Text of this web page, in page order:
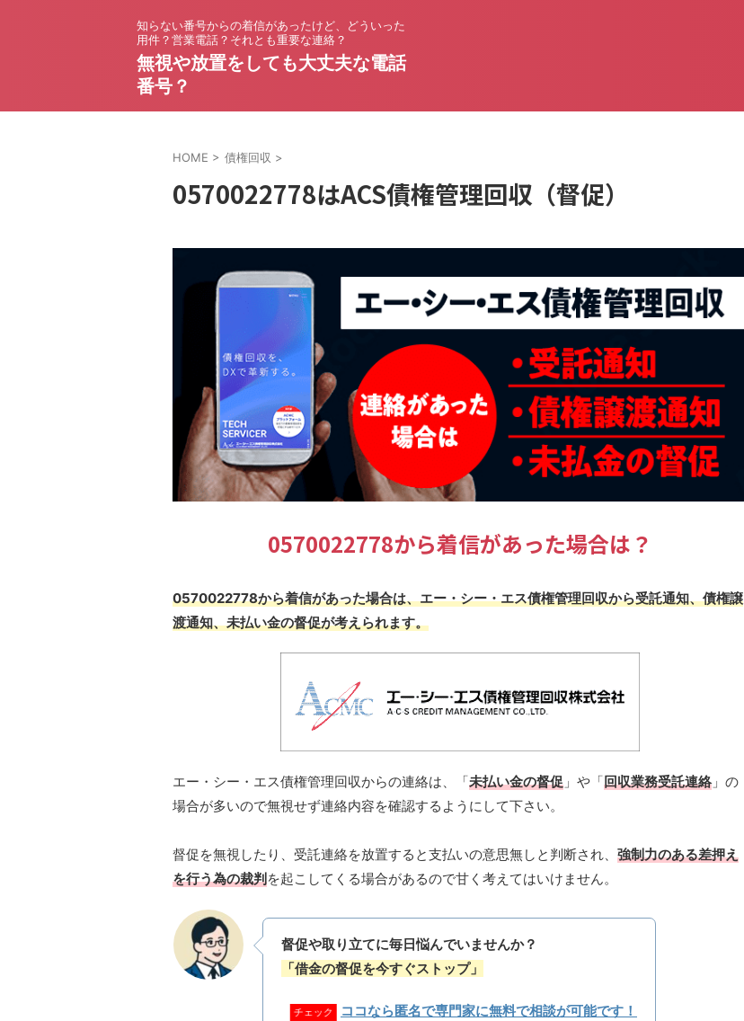
知らない番号からの着信があったけど、どういった
用件？営業電話？それとも重要な連絡？
無視や放置をしても大丈夫な電話
番号？
HOME > 債権回収 >
0570022778はACS債権管理回収（督促）
0570022778から着信があった場合は？
0570022778から着信があった場合は、エー・シー・エス債権管理回収から受託通知、債権譲
渡通知、未払い金の督促が考えられます。
エー・シー・エス債権管理回収からの連絡は、「未払い金の督促 」や「回収業務受託連絡」の
場合が多いので無視せず連絡内容を確認するようにして下さい。
督促を無視したり、受託連絡を放置すると支払いの意思無しと判断され、 強制力のある差押え
を行う為の裁判 を起こしてくる場合があるので甘く考えてはいけません。
督促や取り立てに毎日悩んでいませんか？
「借金の督促を今すぐストップ」
チェック ココなら匿名で専門家に無料で相談が可能です！